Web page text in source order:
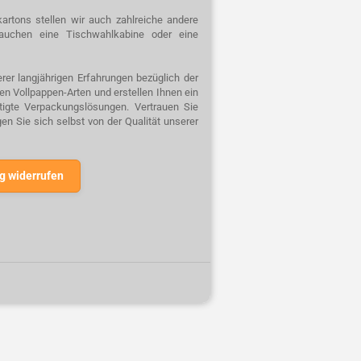
stellen wir auch zahlreiche andere
eine Tischwahlkabine oder eine
langjährigen Erfahrungen bezüglich der
Vollpappen-Arten und erstellen Ihnen ein
Verpackungslösungen. Vertrauen Sie
Sie sich selbst von der Qualität unserer
widerrufen